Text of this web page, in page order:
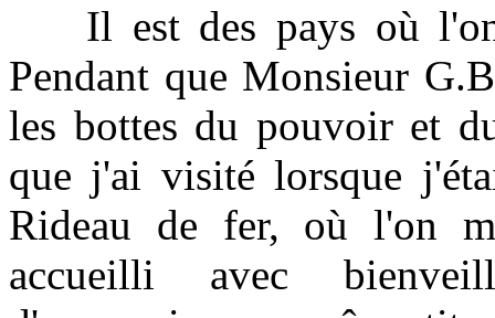
Il est des pays où l'on
Pendant que Monsieur
les bottes du pouvoir et
que j'ai visité lorsque
Rideau de fer, où l'on
accueilli avec